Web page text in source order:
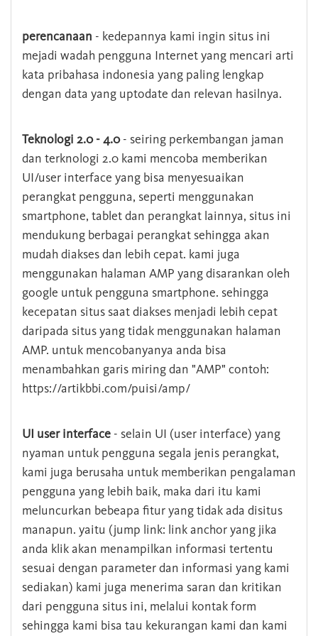
perencanaan - kedepannya kami ingin situs ini
mejadi wadah pengguna Internet yang mencari arti
kata pribahasa indonesia yang paling lengkap
dengan data yang uptodate dan relevan hasilnya.
Teknologi 2.0 - 4.0- seiring perkembangan jaman
dan terknologi 2.0 kami mencoba memberikan
UI/user interface yang bisa menyesuaikan
perangkat pengguna, seperti menggunakan
smartphone, tablet dan perangkat lainnya, situs ini
mendukung berbagai perangkat sehingga akan
mudah diakses dan lebih cepat. kami juga
menggunakan halaman AMP yang disarankan oleh
google untuk pengguna smartphone. sehingga
kecepatan situs saat diakses menjadi lebih cepat
daripada situs yang tidak menggunakan halaman
AMP. untuk mencobanyanya anda bisa
menambahkan garis miring dan "AMP" contoh:
https://artikbbi.com/puisi/amp/
UI user interface - selain UI (user interface) yang
nyaman untuk pengguna segala jenis perangkat,
kami juga berusaha untuk memberikan pengalaman
pengguna yang lebih baik, maka dari itu kami
meluncurkan bebeapa fitur yang tidak ada disitus
manapun. yaitu (jump link: link anchor yang jika
anda klik akan menampilkan informasi tertentu
sesuai dengan parameter dan informasi yang kami
sediakan) kami juga menerima saran dan kritikan
dari pengguna situs ini, melalui kontak form
sehingga kami bisa tau kekurangan kami dan kami